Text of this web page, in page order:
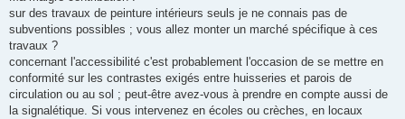
g
sur des travaux de peinture intérieurs seuls je ne connais pas de
subventions possibles ; vous allez monter un marché spécifique à ces
travaux ?
concernant l'accessibilité c'est probablement l'occasion de se mettre en
conformité sur les contrastes exigés entre huisseries et parois de
circulation ou au sol ; peut-être avez-vous à prendre en compte aussi de
la signalétique. Si vous intervenez en écoles ou crèches, en locaux